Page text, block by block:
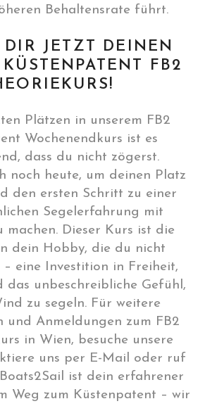
Behaltensrate führt.
DIR JETZT DEINEN
FB2
Plätzen in unserem FB2
Wochenendkurs ist es
dass du nicht zögerst.
noch heute, um deinen Platz
den ersten Schritt zu einer
Segelerfahrung mit
machen. Dieser Kurs ist die
dein Hobby, die du nicht
– eine Investition in Freiheit,
das unbeschreibliche Gefühl,
zu segeln. Für weitere
und Anmeldungen zum FB2
in Wien, besuche unsere
uns per E-Mail oder ruf
ist dein erfahrener
Weg zum Küstenpatent – wir